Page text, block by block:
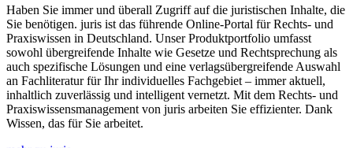
Haben Sie immer und überall Zugriff auf die juristischen Inhalte, die
Sie benötigen. juris ist das führende Online-Portal für Rechts- und
Praxiswissen in Deutschland. Unser Produktportfolio umfasst
sowohl übergreifende Inhalte wie Gesetze und Rechtsprechung als
auch spezifische Lösungen und eine verlagsübergreifende Auswahl
an Fachliteratur für Ihr individuelles Fachgebiet – immer aktuell,
inhaltlich zuverlässig und intelligent vernetzt. Mit dem Rechts- und
Praxiswissensmanagement von juris arbeiten Sie effizienter. Dank
Wissen, das für Sie arbeitet.